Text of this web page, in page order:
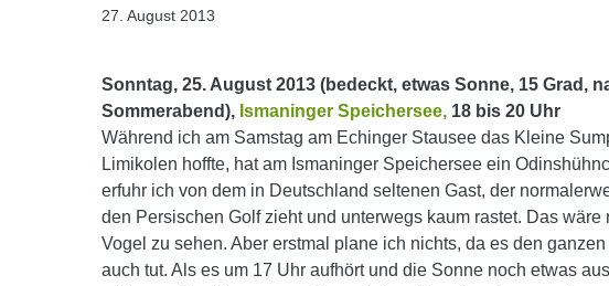
27. August 2013
Sonntag, 25. August 2013 (bedeckt, etwas Sonne, 15 Grad,
Sommerabend), Ismaninger Speichersee, 18 bis 20 Uhr
Während ich am Samstag am Echinger Stausee das Kleine
Limikolen hoffte, hat am Ismaninger Speichersee ein
erfuhr ich von dem in Deutschland seltenen Gast, der
den Persischen Golf zieht und unterwegs kaum rastet. Das
Vogel zu sehen. Aber erstmal plane ich nichts, da es den
auch tut. Als es um 17 Uhr aufhört und die Sonne noch etwas